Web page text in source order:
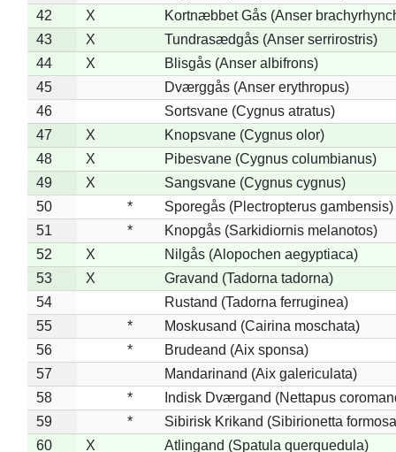
42
X
Kortnæbbet Gås (Anser
43
X
Tundrasædgås (Anser serrirostris)
44
X
Blisgås (Anser albifrons)
45
Dværggås (Anser erythropus)
46
Sortsvane (Cygnus atratus)
47
X
Knopsvane (Cygnus olor)
48
X
Pibesvane (Cygnus columbianus)
49
X
Sangsvane (Cygnus cygnus)
50
*
Sporegås (Plectropterus gambensis)
51
*
Knopgås (Sarkidiornis melanotos)
52
X
Nilgås (Alopochen aegyptiaca)
53
X
Gravand (Tadorna tadorna)
54
Rustand (Tadorna ferruginea)
55
*
Moskusand (Cairina moschata)
56
*
Brudeand (Aix sponsa)
57
Mandarinand (Aix galericulata)
58
*
Indisk Dværgand (Nettapus
59
*
Sibirisk Krikand (Sibirionetta
60
X
Atlingand (Spatula querquedula)